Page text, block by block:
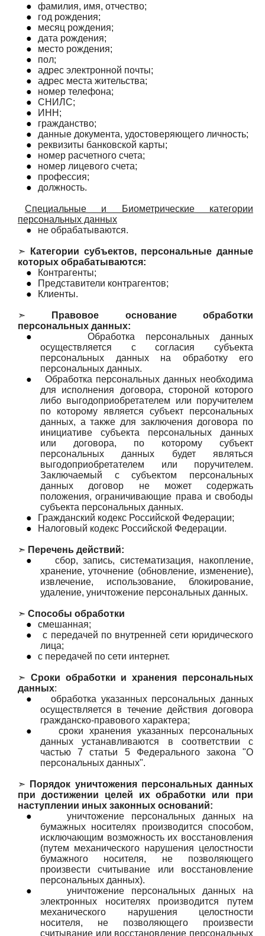
●
фамилия, имя, отчество;
●
год рождения;
●
месяц рождения;
●
дата рождения;
●
место рождения;
●
пол;
●
адрес электронной почты;
●
адрес места жительства;
●
номер телефона;
●
СНИЛС;
●
ИНН;
●
гражданство;
●
данные документа, удостоверяющего личность;
●
реквизиты банковской карты;
●
номер расчетного счета;
●
номер лицевого счета;
●
профессия;
●
должность.
Специальные и Биометрические категории
персональных данных
●
не обрабатываются.
➣
Категории субъектов, персональные данные
которых обрабатываются:
●
Контрагенты;
●
Представители контрагентов;
●
Клиенты.
➣
Правовое основание обработки
персональных данных:
●
Обработка персональных данных
осуществляется с согласия субъекта
персональных данных на обработку его
персональных данных.
●
Обработка персональных данных необходима
для исполнения договора, стороной которого
либо выгодоприобретателем или поручителем
по которому является субъект персональных
данных, а также для заключения договора по
инициативе субъекта персональных данных
или договора, по которому субъект
персональных данных будет являться
выгодоприобретателем или поручителем.
Заключаемый с субъектом персональных
данных договор не может содержать
положения, ограничивающие права и свободы
субъекта персональных данных.
●
Гражданский кодекс Российской Федерации;
●
Налоговый кодекс Российской Федерации.
➣ Перечень действий:
●
сбор, запись, систематизация, накопление,
хранение, уточнение (обновление, изменение),
извлечение, использование, блокирование,
удаление, уничтожение персональных данных.
➣ Способы обработки
●
смешанная;
●
с передачей по внутренней сети юридического
лица;
●
с передачей по сети интернет.
➣ Сроки обработки и хранения персональных
данных:
●
обработка указанных персональных данных
осуществляется в течение действия договора
гражданско-правового характера;
●
сроки хранения указанных персональных
данных устанавливаются в соответствии с
частью 7 статьи 5 Федерального закона "О
персональных данных".
➣
Порядок уничтожения персональных данных
при достижении целей их обработки или при
наступлении иных законных оснований:
●
уничтожение персональных данных на
бумажных носителях производится способом,
исключающим возможность их восстановления
(путем механического нарушения целостности
бумажного носителя, не позволяющего
произвести считывание или восстановление
персональных данных).
●
уничтожение персональных данных на
электронных носителях производится путем
механического нарушения целостности
носителя, не позволяющего произвести
считывание или восстановление персональных